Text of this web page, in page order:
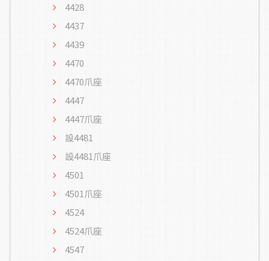
4428
4437
4439
4470
4470爪座
4447
4447爪座
設4481
設4481爪座
4501
4501爪座
4524
4524爪座
4547